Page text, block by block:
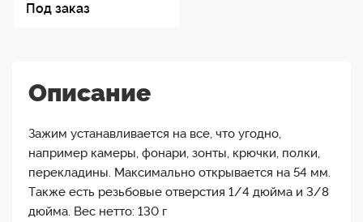
Под заказ
Описание
Зажим устанавливается на все, что угодно,
например камеры, фонари, зонты, крючки, полки,
перекладины. Максимально открывается на 54 мм.
Также есть резьбовые отверстия 1/4 дюйма и 3/8
дюйма. Вес нетто: 130 г